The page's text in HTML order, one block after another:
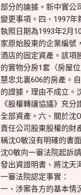
部分的論據。新中實公
變更事項。四、1997年
執照日期為1993年2月
家原始股東的企業編號
酒店的固定資產。該項
的實物分房1套（房屋
慧忠北裏606的房產。
的證據，理由不成立。
《股權轉讓協議》充
全部資產。六、關於沈
責任公司股東股權的財
稱沈O敏沒有明確的書
沈O敏向一審法院起訴
發出資證明書、將沈天
一審法院認定事實：
一、涉案各方的基本情